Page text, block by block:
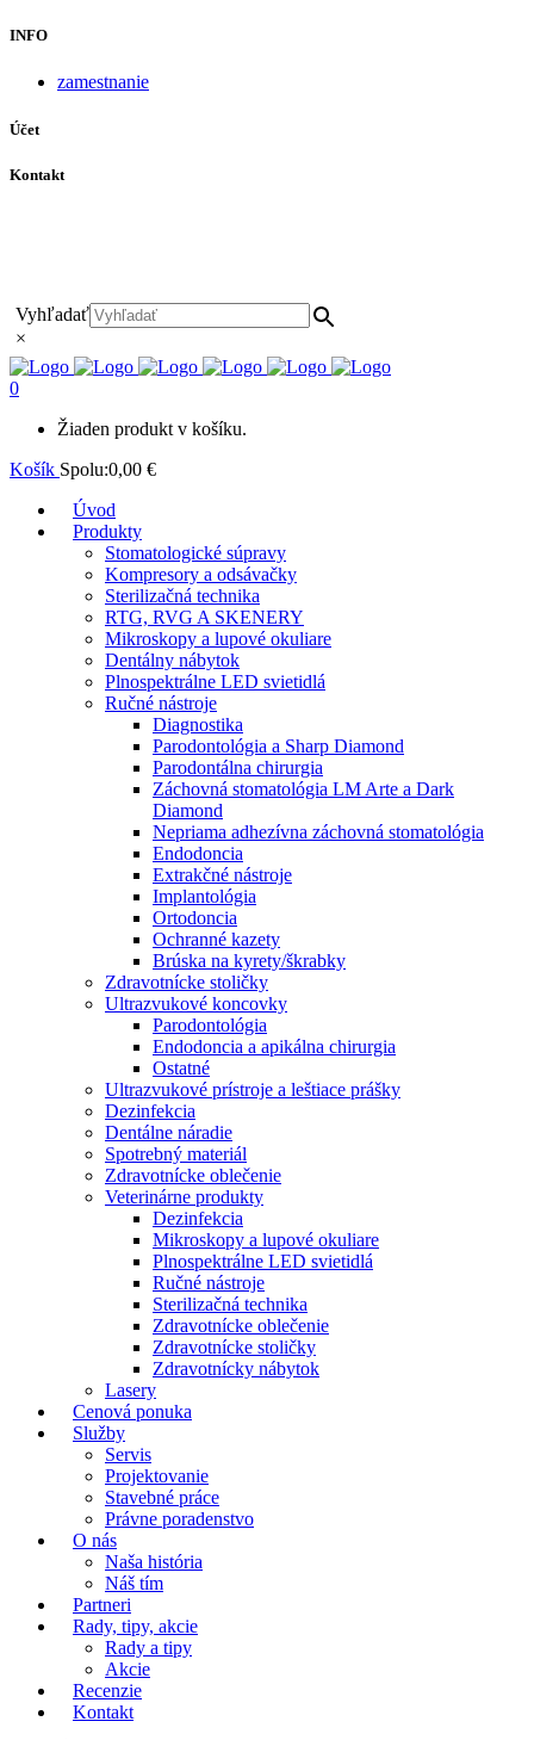
INFO
zamestnanie
Účet
Kontakt
Vyhľadať
×
0
Žiaden produkt v košíku.
Košík Spolu:0,00 €
Úvod
Produkty
Stomatologické súpravy
Kompresory a odsávačky
Sterilizačná technika
RTG, RVG A SKENERY
Mikroskopy a lupové okuliare
Dentálny nábytok
Plnospektrálne LED svietidlá
Ručné nástroje
Diagnostika
Parodontológia a Sharp Diamond
Parodontálna chirurgia
Záchovná stomatológia LM Arte a Dark
Diamond
Nepriama adhezívna záchovná stomatológia
Endodoncia
Extrakčné nástroje
Implantológia
Ortodoncia
Ochranné kazety
Brúska na kyrety/škrabky
Zdravotnícke stoličky
Ultrazvukové koncovky
Parodontológia
Endodoncia a apikálna chirurgia
Ostatné
Ultrazvukové prístroje a leštiace prášky
Dezinfekcia
Dentálne náradie
Spotrebný materiál
Zdravotnícke oblečenie
Veterinárne produkty
Dezinfekcia
Mikroskopy a lupové okuliare
Plnospektrálne LED svietidlá
Ručné nástroje
Sterilizačná technika
Zdravotnícke oblečenie
Zdravotnícke stoličky
Zdravotnícky nábytok
Lasery
Cenová ponuka
Služby
Servis
Projektovanie
Stavebné práce
Právne poradenstvo
O nás
Naša história
Náš tím
Partneri
Rady, tipy, akcie
Rady a tipy
Akcie
Recenzie
Kontakt